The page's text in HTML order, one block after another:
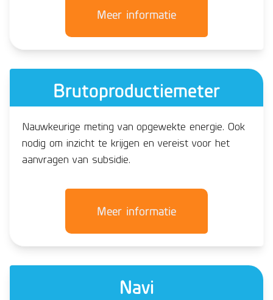
Meer informatie
Brutoproductiemeter
Nauwkeurige meting van opgewekte energie. Ook
nodig om inzicht te krijgen en vereist voor het
aanvragen van subsidie.
Meer informatie
Navi